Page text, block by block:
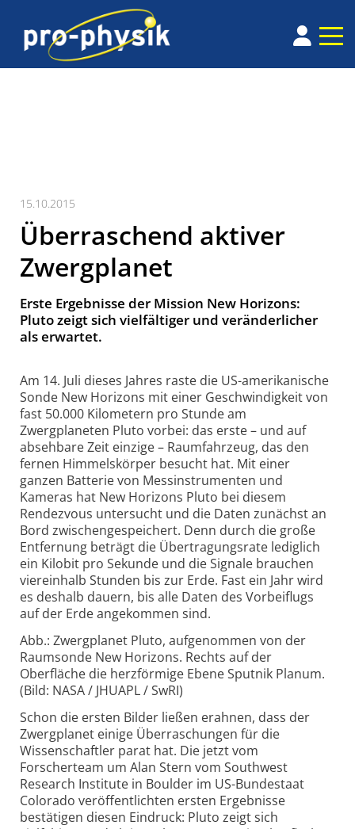
15.10.2015
Überraschend aktiver
Zwergplanet
Erste Ergebnisse der Mission New Horizons:
Pluto zeigt sich vielfältiger und veränderlicher
als erwartet.
Am 14. Juli dieses Jahres raste die US-amerikanische
Sonde New Horizons mit einer Geschwindigkeit von
fast 50.000 Kilometern pro Stunde am
Zwergplaneten Pluto vorbei: das erste – und auf
absehbare Zeit einzige – Raumfahrzeug, das den
fernen Himmelskörper besucht hat. Mit einer
ganzen Batterie von Messinstrumenten und
Kameras hat New Horizons Pluto bei diesem
Rendezvous untersucht und die Daten zunächst an
Bord zwischengespeichert. Denn durch die große
Entfernung beträgt die Übertragungsrate lediglich
ein Kilobit pro Sekunde und die Signale brauchen
viereinhalb Stunden bis zur Erde. Fast ein Jahr wird
es deshalb dauern, bis alle Daten des Vorbeiflugs
auf der Erde angekommen sind.
Abb.: Zwergplanet Pluto, aufgenommen von der
Raumsonde New Horizons. Rechts auf der
Oberfläche die herzförmige Ebene Sputnik Planum.
(Bild: NASA / JHUAPL / SwRI)
Schon die ersten Bilder ließen erahnen, dass der
Zwergplanet einige Überraschungen für die
Wissenschaftler parat hat. Die jetzt vom
Forscherteam um Alan Stern vom Southwest
Research Institute in Boulder im US-Bundestaat
Colorado veröffentlichten ersten Ergebnisse
bestätigen diesen Eindruck: Pluto zeigt sich